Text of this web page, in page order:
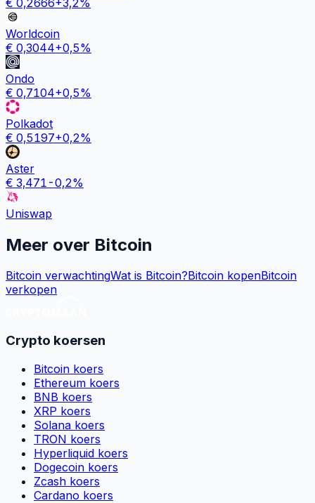
Worldcoin
€ 0,3044+0,5%
Ondo
€ 0,7104+0,5%
Polkadot
€ 0,5197+0,2%
Aster
€ 3,471 -0,2%
Uniswap
Meer over Bitcoin
Bitcoin verwachtingWat is Bitcoin?Bitcoin kopenBitcoin
verkopen
Crypto koersen
Bitcoin koers
Ethereum koers
BNB koers
XRP koers
Solana koers
TRON koers
Hyperliquid koers
Dogecoin koers
Zcash koers
Cardano koers